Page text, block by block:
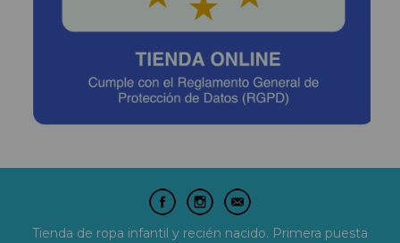
Tienda de ropa infantil y recién nacido. Primera puesta